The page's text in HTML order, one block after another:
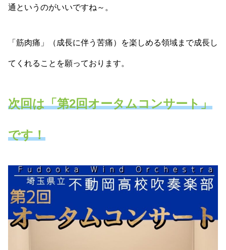
通というのがいいですね～。
「筋肉痛」（成長に伴う苦痛）を楽しめる領域まで成長し
てくれることを願っております。
次回は「第2回オータムコンサート」
です！